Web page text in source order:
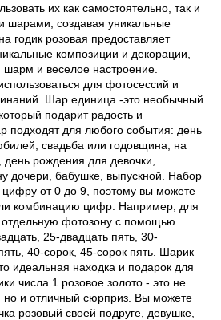
их как самостоятельно, так и
шарами, создавая уникальные
годик розовая предоставляет
композиции и декорации,
и веселое настроение.
для фотосессий и
Шар единица -это необычный
подарит радость и
подходят для любого события: день
свадьба или годовщина, на
рождения для девочки,
дочери, бабушке, выпускной. Набор
от 0 до 9, поэтому вы можете
комбинацию цифр. Например, для
фотозону с помощью
25-двадцать пять, 30-
40-сорок, 45-сорок пять. Шарик
идеальная находка и подарок для
числа 1 розовое золото - это не
но и отличный сюрприз. Вы можете
розовый своей подруге, девушке,